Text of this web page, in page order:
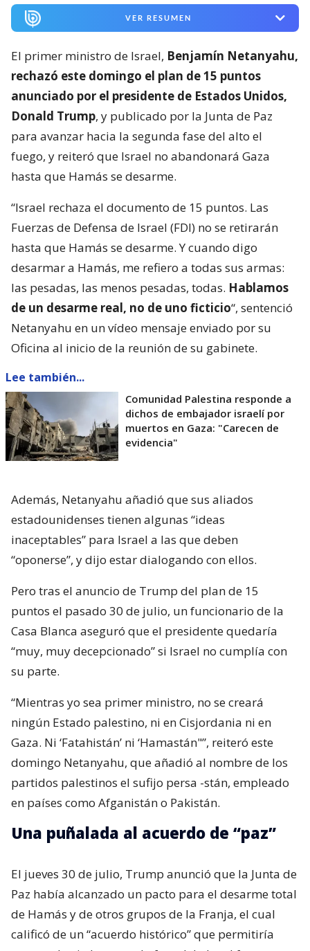
VER RESUMEN
El primer ministro de Israel, Benjamín Netanyahu,
rechazó este domingo el plan de 15 puntos
anunciado por el presidente de Estados Unidos,
Donald Trump, y publicado por la Junta de Paz
para avanzar hacia la segunda fase del alto el
fuego, y reiteró que Israel no abandonará Gaza
hasta que Hamás se desarme.
“Israel rechaza el documento de 15 puntos. Las
Fuerzas de Defensa de Israel (FDI) no se retirarán
hasta que Hamás se desarme. Y cuando digo
desarmar a Hamás, me refiero a todas sus armas:
las pesadas, las menos pesadas, todas. Hablamos
de un desarme real, no de uno ficticio“, sentenció
Netanyahu en un vídeo mensaje enviado por su
Oficina al inicio de la reunión de su gabinete.
Lee también...
Comunidad Palestina responde a
dichos de embajador israelí por
muertos en Gaza: "Carecen de
evidencia"
Además, Netanyahu añadió que sus aliados
estadounidenses tienen algunas “ideas
inaceptables” para Israel a las que deben
“oponerse”, y dijo estar dialogando con ellos.
Pero tras el anuncio de Trump del plan de 15
puntos el pasado 30 de julio, un funcionario de la
Casa Blanca aseguró que el presidente quedaría
“muy, muy decepcionado” si Israel no cumplía con
su parte.
“Mientras yo sea primer ministro, no se creará
ningún Estado palestino, ni en Cisjordania ni en
Gaza. Ni ‘Fatahistán’ ni ‘Hamastán"”, reiteró este
domingo Netanyahu, que añadió al nombre de los
partidos palestinos el sufijo persa -stán, empleado
en países como Afganistán o Pakistán.
Una puñalada al acuerdo de “paz”
El jueves 30 de julio, Trump anunció que la Junta de
Paz había alcanzado un pacto para el desarme total
de Hamás y de otros grupos de la Franja, el cual
calificó de un “acuerdo histórico” que permitiría